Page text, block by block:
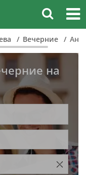
Вечерние
на